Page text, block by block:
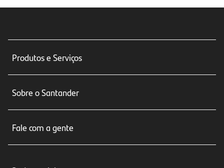
Produtos e Serviços
Seguros
Crédito e Financiamentos
Sobre o Santander
Fale com a gente